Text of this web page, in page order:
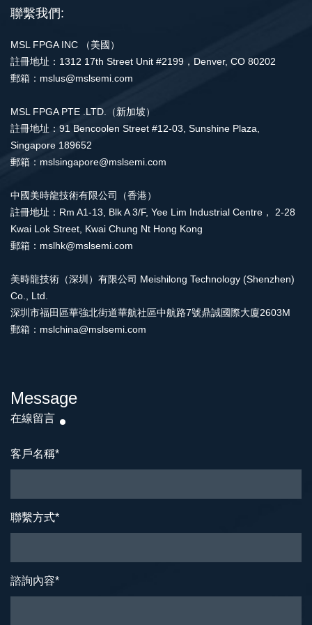
聯繫我們:
MSL FPGA INC （美國）
註冊地址：1312 17th Street Unit #2199，Denver, CO 80202
郵箱：mslus@mslsemi.com
MSL FPGA PTE .LTD.（新加坡）
註冊地址：91 Bencoolen Street #12-03, Sunshine Plaza,
Singapore 189652
郵箱：mslsingapore@mslsemi.com
中國美時龍技術有限公司（香港）
註冊地址：Rm A1-13, Blk A 3/F, Yee Lim Industrial Centre， 2-28
Kwai Lok Street, Kwai Chung Nt Hong Kong
郵箱：mslhk@mslsemi.com
美時龍技術（深圳）有限公司 Meishilong Technology (Shenzhen)
Co., Ltd.
深圳市福田區華強北街道華航社區中航路7號鼎誠國際大廈2603M
郵箱：mslchina@mslsemi.com
Message
在線留言
客戶名稱*
聯繫方式*
諮詢內容*